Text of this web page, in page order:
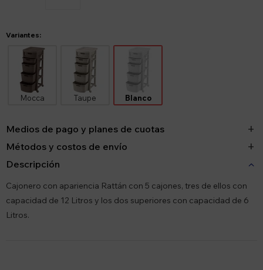
Variantes:
Mocca Taupe Blanco
Medios de pago y planes de cuotas
Métodos y costos de envío
Descripción
Cajonero con apariencia Rattán con 5 cajones, tres de ellos con
capacidad de 12 Litros y los dos superiores con capacidad de 6
Litros.